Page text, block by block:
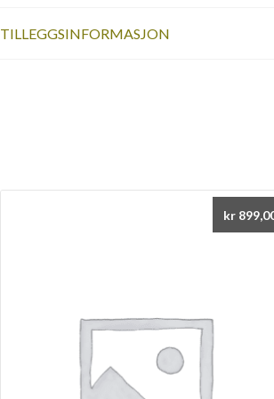
TILLEGGSINFORMASJON
kr